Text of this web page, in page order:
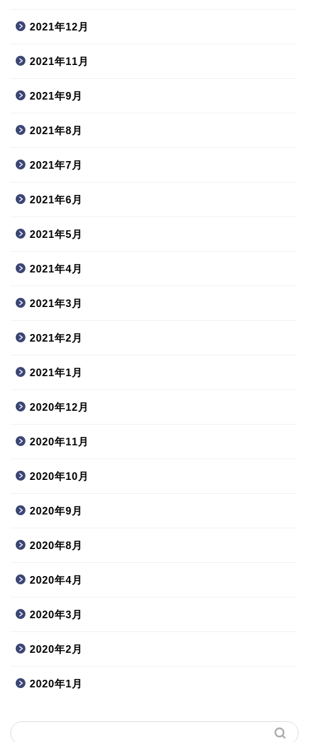
2021年12月
2021年11月
2021年9月
2021年8月
2021年7月
2021年6月
2021年5月
2021年4月
2021年3月
2021年2月
2021年1月
2020年12月
2020年11月
2020年10月
2020年9月
2020年8月
2020年4月
2020年3月
2020年2月
2020年1月